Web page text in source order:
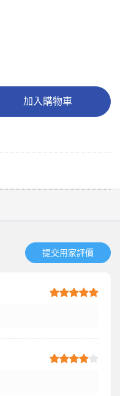
加入購物車
提交用家評價​